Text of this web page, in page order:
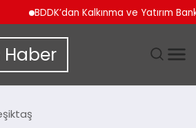
BDDK’dan Kalkınma ve Yatırım
Haber